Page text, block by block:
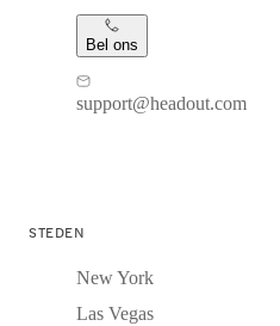
Bel ons
support@headout.com
STEDEN
New York
Las Vegas